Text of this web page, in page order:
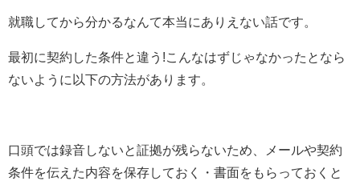
就職してから分かるなんて本当にありえない話です。
最初に契約した条件と違う!こんなはずじゃなかったとなら
ないように以下の方法があります。
口頭では録音しないと証拠が残らないため、メールや契約
条件を伝えた内容を保存しておく・書面をもらっておくと